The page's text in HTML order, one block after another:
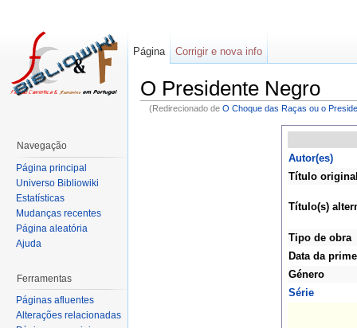
O Presidente Negro
(Redirecionado de O Choque das Raças ou o
Autor(es)
Título
Título(s)
Tipo de obra
Data da
Género
Série
Página Corrigir e nova info
Navegação
Página principal
Universo Bibliowiki
Estatísticas
Mudanças recentes
Página aleatória
Ajuda
Ferramentas
Páginas afluentes
Alterações relacionadas